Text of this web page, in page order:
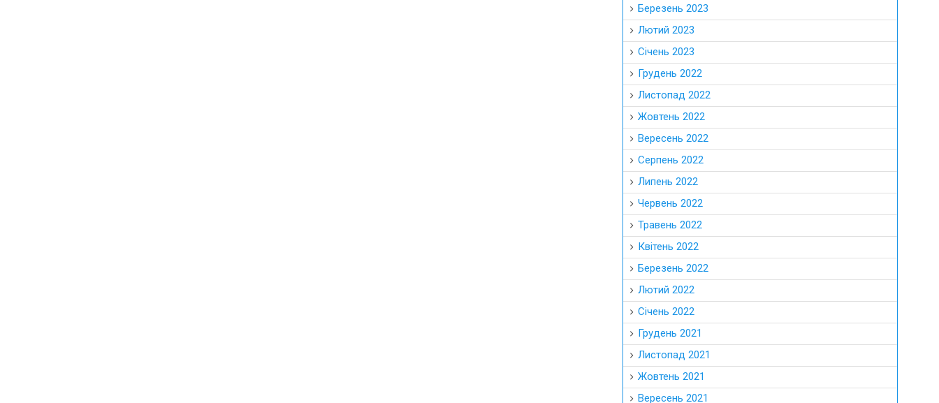
Березень 2023
Лютий 2023
Січень 2023
Грудень 2022
Листопад 2022
Жовтень 2022
Вересень 2022
Серпень 2022
Липень 2022
Червень 2022
Травень 2022
Квітень 2022
Березень 2022
Лютий 2022
Січень 2022
Грудень 2021
Листопад 2021
Жовтень 2021
Вересень 2021